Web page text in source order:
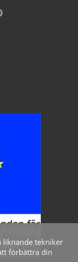
liknande tekniker
förbättra din